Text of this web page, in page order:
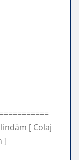
[ Colaj
]